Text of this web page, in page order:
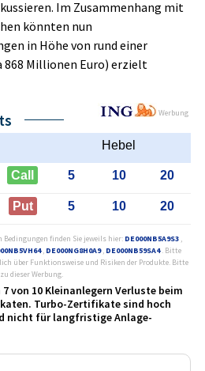
Im Zusammenhang mit
könnten nun
in Höhe von rund einer
Millionen Euro) erzielt
Werbung
Hebel
Call 5 10 20
Put 5 10 20
Bedingungen finden Sie jeweils hier: DE000NB5A9S3 ,
, DE000NG8H0A9, DE000NB59SA4. Bitte
über Funktionsweise und Risiken der Produkte. Bitte
zu dieser Werbung.
von 10 Kleinanlegern Verluste beim
Turbo-Zertifikate sind hoch
nicht für langfristige Anlage­